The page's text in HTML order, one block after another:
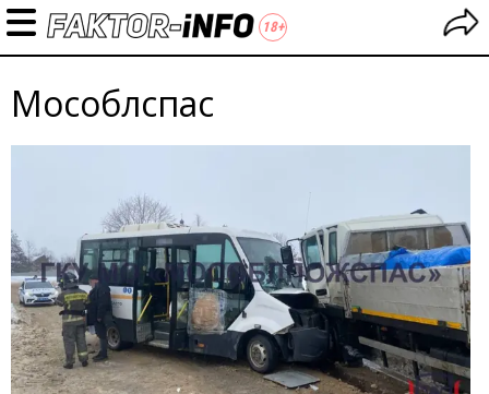
Мособлспас